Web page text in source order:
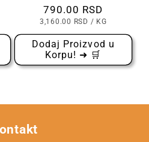
Cena
790.00 RSD
CENA
KOMADU
3,160.00 RSD / PO
KG
Dodaj Proizvod u
Korpu! ➜ 🛒